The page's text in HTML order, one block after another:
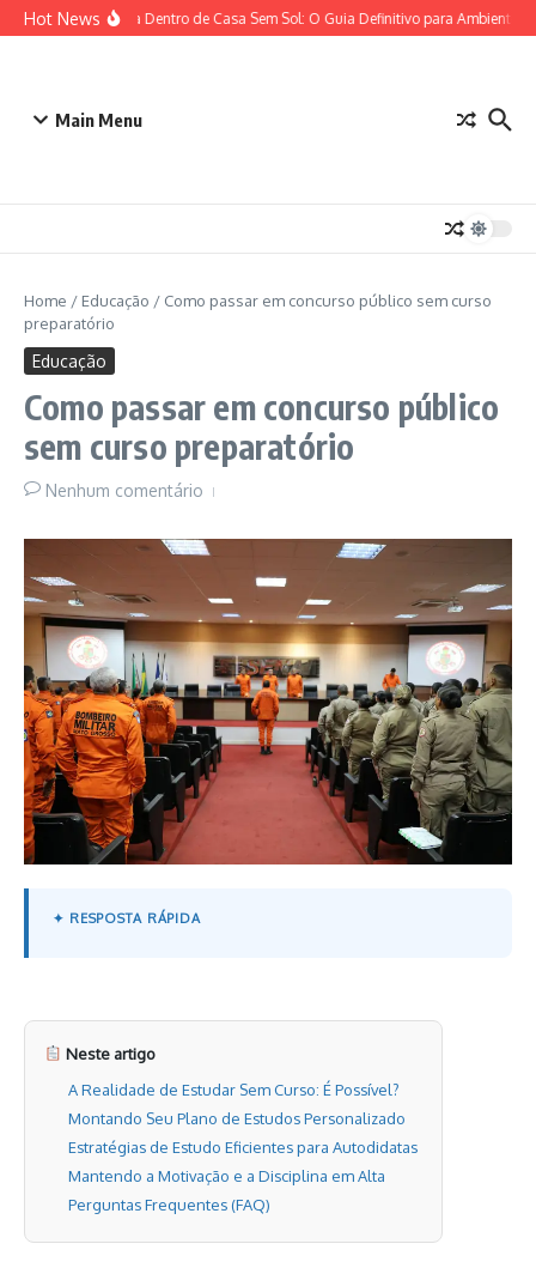
Ir para o conteúdo
Hot News
Plantas para Dentro de Casa Sem Sol: O Guia Definitivo para Ambientes
Main Menu
Home / Educação / Como passar em concurso público sem curso
preparatório
Educação
Como passar em concurso público
sem curso preparatório
Nenhum comentário
Neste artigo
A Realidade de Estudar Sem Curso: É Possível?
Montando Seu Plano de Estudos Personalizado
Estratégias de Estudo Eficientes para Autodidatas
Mantendo a Motivação e a Disciplina em Alta
Perguntas Frequentes (FAQ)